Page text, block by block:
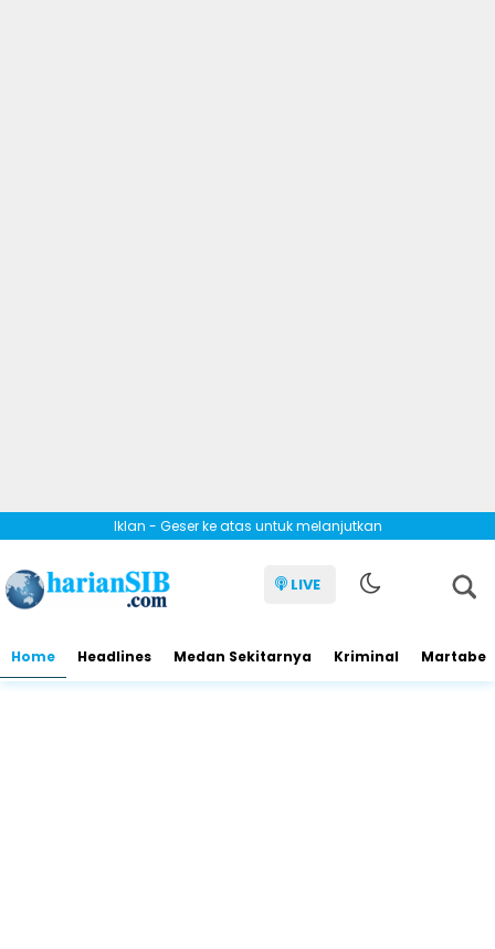
Iklan - Geser ke atas untuk melanjutkan
LIVE
Home Headlines Medan Sekitarnya Kriminal Martabe